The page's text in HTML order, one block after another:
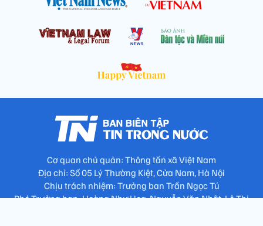
Cơ quan chủ quản: Thông tấn xã Việt Nam
Địa chỉ: Số 05 Lý Thường Kiệt, Cửa Nam, Hà Nội
Chịu trách nhiệm: Trưởng ban Trần Ngọc Tú
Phó Trưởng ban: Hoàng Như Hoa, Nguyễn Văn Nhật, Lê Thị